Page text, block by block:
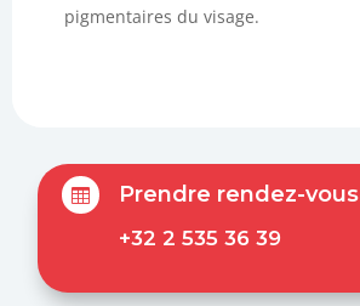
pigmentaires du visage.
 Prendre rendez-vous
+32 2 535 36 39